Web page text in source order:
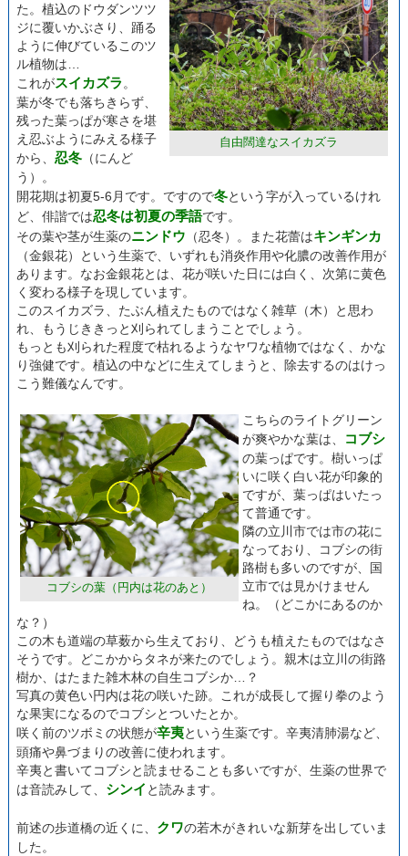
自由闊達なスイカズラ
た。植込のドウダンツツ
ジに覆いかぶさり、踊る
ように伸びているこのツ
ル植物は…
これがスイカズラ。
葉が冬でも落ちきらず、
残った葉っぱが寒さを堪
え忍ぶようにみえる様子
から、 忍冬 （にんど
う）。
開花期は初夏5-6月です。ですので冬という字が入っているけれ
ど、俳諧では忍冬は初夏の季語です。
その葉や茎が生薬のニンドウ （忍冬）。また花蕾はキンギンカ
（金銀花）という生薬で、いずれも消炎作用や化膿の改善作用が
あります。なお金銀花とは、花が咲いた日には白く、次第に黄色
く変わる様子を現しています。
このスイカズラ、たぶん植えたものではなく雑草（木）と思わ
れ、もうじききっと刈られてしまうことでしょう。
もっとも刈られた程度で枯れるようなヤワな植物ではなく、かな
り強健です。植込の中などに生えてしまうと、除去するのはけっ
こう難儀なんです。
コブシの葉（円内は花のあと）
こちらのライトグリーン
が爽やかな葉は、
コブシ
の葉っぱです。樹いっぱ
いに咲く白い花が印象的
ですが、葉っぱはいたっ
て普通です。
隣の立川市では市の花に
なっており、コブシの街
路樹も多いのですが、国
立市では見かけません
ね。（どこかにあるのか
な？）
この木も道端の草薮から生えており、どうも植えたものではなさ
そうです。どこかからタネが来たのでしょう。親木は立川の街路
樹か、はたまた雑木林の自生コブシか…？
写真の黄色い円内は花の咲いた跡。これが成長して握り拳のよう
な果実になるのでコブシとついたとか。
咲く前のツボミの状態が辛夷という生薬です。辛夷清肺湯など、
頭痛や鼻づまりの改善に使われます。
辛夷と書いてコブシと読ませることも多いですが、生薬の世界で
は音読みして、 シンイ と読みます。
前述の歩道橋の近くに、 クワの若木がきれいな新芽を出していま
した。